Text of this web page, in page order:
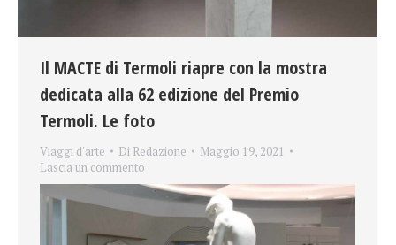
Il MACTE di Termoli riapre con la mostra
dedicata alla 62 edizione del Premio
Termoli. Le foto
Viaggi d'arte Di Redazione
Maggio 19, 2021
Lascia un commento